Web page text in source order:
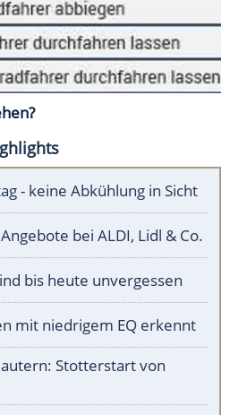
- keine Abkühlung in Sicht
bei ALDI, Lidl & Co.
bis heute unvergessen
mit niedrigem EQ erkennt
Stotterstart von